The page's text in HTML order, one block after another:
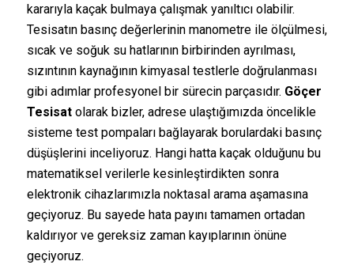
kararıyla kaçak bulmaya çalışmak yanıltıcı olabilir.
Tesisatın basınç değerlerinin manometre ile ölçülmesi,
sıcak ve soğuk su hatlarının birbirinden ayrılması,
sızıntının kaynağının kimyasal testlerle doğrulanması
gibi adımlar profesyonel bir sürecin parçasıdır. Göçer
Tesisatolarak bizler, adrese ulaştığımızda öncelikle
sisteme test pompaları bağlayarak borulardaki basınç
düşüşlerini inceliyoruz. Hangi hatta kaçak olduğunu bu
matematiksel verilerle kesinleştirdikten sonra
elektronik cihazlarımızla noktasal arama aşamasına
geçiyoruz. Bu sayede hata payını tamamen ortadan
kaldırıyor ve gereksiz zaman kayıplarının önüne
geçiyoruz.